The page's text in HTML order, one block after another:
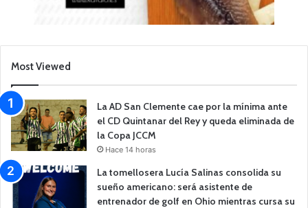
Most Viewed
La AD San Clemente cae por la mínima ante
el CD Quintanar del Rey y queda eliminada de
la Copa JCCM
Hace 14 horas
La tomellosera Lucía Salinas consolida su
sueño americano: será asistente de
entrenador de golf en Ohio mientras cursa su